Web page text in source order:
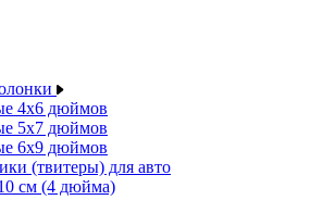
4x6 дюймов
5x7 дюймов
6x9 дюймов
(твитеры) для авто
см (4 дюйма)